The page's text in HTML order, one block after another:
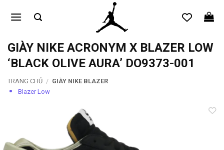
qua
dungGIÀY NIKE ACRONYM X BLAZER LOW
‘BLACK OLIVE AURA’ DO9373-001
TRANG CHỦ / GIÀY NIKE BLAZER
Blazer Low